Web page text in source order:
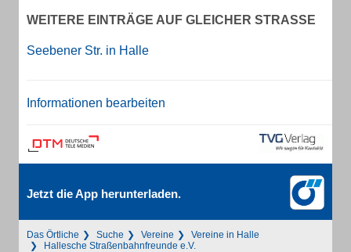
WEITERE EINTRÄGE AUF GLEICHER STRASSE
Seebener Str. in Halle
Informationen bearbeiten
Jetzt die App herunterladen.
Das Örtliche Suche Vereine
Vereine in Halle
Hallesche Straßenbahnfreunde e.V.